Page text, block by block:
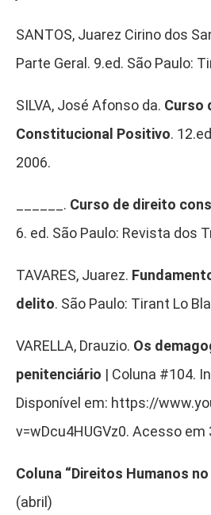
SANTOS, Juarez Cirino dos
Parte Geral. 9.ed. São Paulo:
SILVA, José Afonso da. Curso
Constitucional Positivo.
2006.
______. Curso de direito
6. ed. São Paulo: Revista dos
TAVARES, Juarez.
delito. São Paulo: Tirant Lo
VARELLA, Drauzio. Os
penitenciário | Coluna #104.
Disponível em: https://
v=wDcu4HUGVz0. Acesso em
Coluna “Direitos Humanos no
(abril)